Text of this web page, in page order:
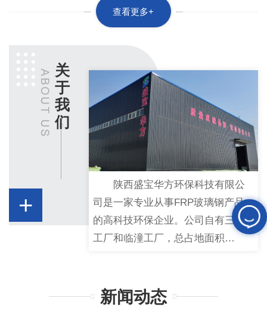
查看更多+
关
于
我
们
+
陕西盛宝华方环保科技有限公
司是一家专业从事FRP玻璃钢产品
的高科技环保企业。公司自有三原
工厂和临潼工厂，总占地面积…
新闻动态